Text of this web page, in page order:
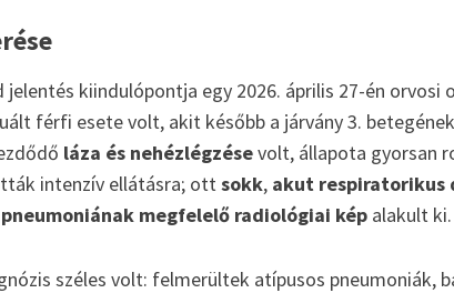
kiindulópontja egy 2026. április 27-én orvosi
férfi esete volt, akit később a járvány 3.
láza és nehézlégzésevolt, állapota gyorsan
intenzív ellátásra; ottsokk, akut respiratorikus
megfelelő radiológiai kép alakult ki.
széles volt: felmerültek atípusos pneumoniák,